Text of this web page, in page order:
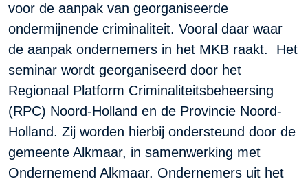
voor de aanpak van georganiseerde
ondermijnende criminaliteit. Vooral daar waar
de aanpak ondernemers in het MKB raakt. Het
seminar wordt georganiseerd door het
Regionaal Platform Criminaliteitsbeheersing
(RPC) Noord-Holland en de Provincie Noord-
Holland. Zij worden hierbij ondersteund door de
gemeente Alkmaar, in samenwerking met
Ondernemend Alkmaar. Ondernemers uit het